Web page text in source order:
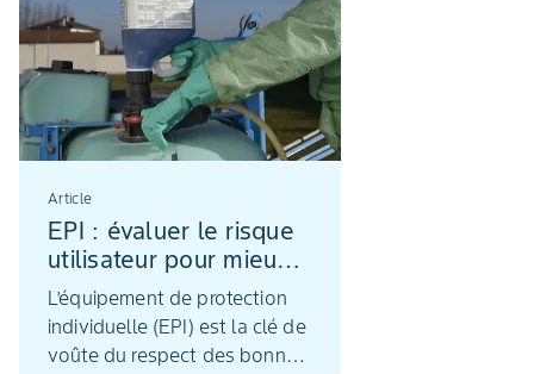
Article
EPI : évaluer le risque
utilisateur pour mieux
le gérer!
L’équipement de protection
individuelle (EPI) est la clé de
voûte du respect des bonnes